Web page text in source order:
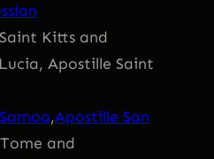
Kitts and
Apostille Saint
,Apostille San
and